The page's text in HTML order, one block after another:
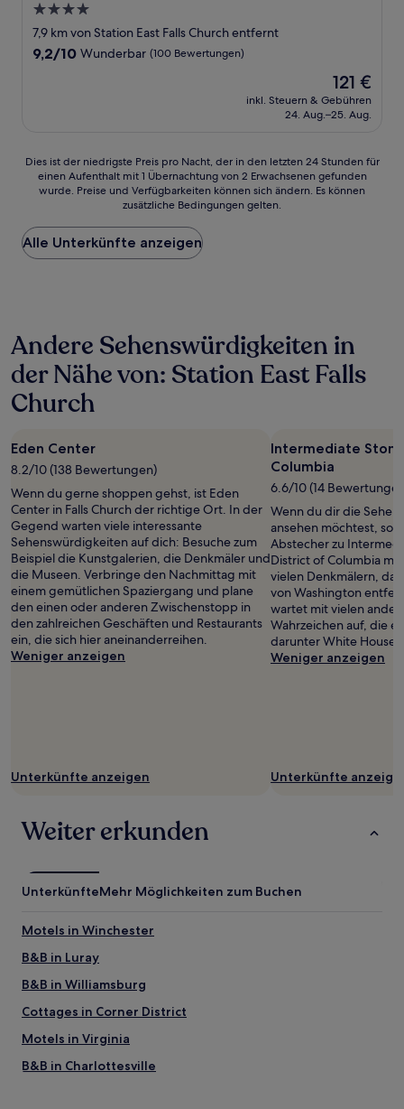
4.0-
Sterne-
Unterkunft
7,9 km von Station East Falls Church entfernt
9.2
9,2/10 Wunderbar (100 Bewertungen)
Der
Preis
beträgt
121 €
inkl. Steuern & Gebühren
24. Aug.–25. Aug.
Dies
der
Preis
pro
Nacht,
24 Stunden
für
einen
Aufenthalt
mit
2 Erwachsenen
gefunden
wurde.
Preise
und
Verfügbarkeiten
können
sich
ändern.
Es
können
zusätzliche
Bedingungen
gelten.
Dies ist der niedrigste Preis pro Nacht, der in den letzten 24 Stunden für
einen Aufenthalt mit 1 Übernachtung von 2 Erwachsenen gefunden
wurde. Preise und Verfügbarkeiten können sich ändern. Es können
zusätzliche Bedingungen gelten.
Alle Unterkünfte anzeigen
Andere Sehenswürdigkeiten in
der Nähe von: Station East Falls
Church
Eden Center
8.2/10 (138 Bewertungen)
Wenn du gerne shoppen gehst, ist Eden
Center in Falls Church der richtige Ort. In der
Gegend warten viele interessante
Sehenswürdigkeiten auf dich: Besuche zum
Beispiel die Kunstgalerien, die Denkmäler und
die Museen. Verbringe den Nachmittag mit
einem gemütlichen Spaziergang und plane
den einen oder anderen Zwischenstopp in
den zahlreichen Geschäften und Restaurants
ein, die sich hier aneinanderreihen.
Weniger anzeigen
Unterkünfte anzeigen
Intermediate
Columbia
6.6/10 (14
Wenn du dir die
ansehen möchtest,
Abstecher zu
District of Columbia
vielen Denkmälern,
von Washington
wartet mit vielen
Wahrzeichen auf, die
darunter White House.
Weniger anzeigen
Unterkünfte
Weiter erkunden
UnterkünfteMehr Möglichkeiten zum Buchen
Motels in Winchester
B&B in Luray
B&B in Williamsburg
Cottages in Corner District
Motels in Virginia
B&B in Charlottesville